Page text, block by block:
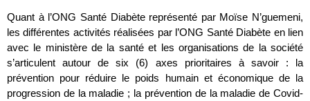
Quant à l’ONG Santé Diabète représenté par Moïse N’guemeni,
les différentes activités réalisées par l’ONG Santé Diabète en lien
avec le ministère de la santé et les organisations de la société
s’articulent autour de six (6) axes prioritaires à savoir : la
prévention pour réduire le poids humain et économique de la
progression de la maladie ; la prévention de la maladie de Covid-